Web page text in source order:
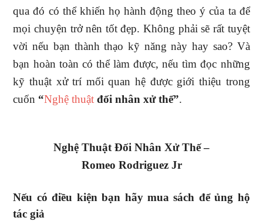
qua đó có thể khiến họ hành động theo ý của ta để
mọi chuyện trở nên tốt đẹp. Không phải sẽ rất tuyệt
vời nếu bạn thành thạo kỹ năng này hay sao? Và
bạn hoàn toàn có thể làm được, nếu tìm đọc những
kỹ thuật xử trí mối quan hệ được giới thiệu trong
cuốn “Nghệ thuật đối nhân xử thế”.
Nghệ Thuật Đối Nhân Xử Thế –
Romeo Rodriguez Jr
Nếu có điều kiện bạn hãy mua sách để ủng hộ
tác giả